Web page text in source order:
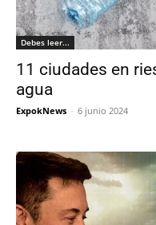
Debes leer...
11 ciudades en
agua
ExpokNews - 6 junio 2024